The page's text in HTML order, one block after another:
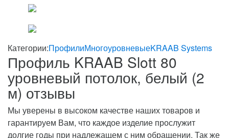
Категории:ПрофилиМногоуровневыеKRAAB Systems
Профиль KRAAB Slott 80
уровневый потолок, белый (2
м) отзывы
Мы уверены в высоком качестве наших товаров и
гарантируем Вам, что каждое изделие прослужит
долгие годы при надлежащем с ним обращении. Так же